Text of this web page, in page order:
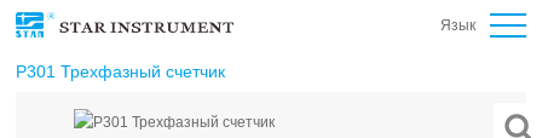
Язык
P301 Трехфазный счетчик